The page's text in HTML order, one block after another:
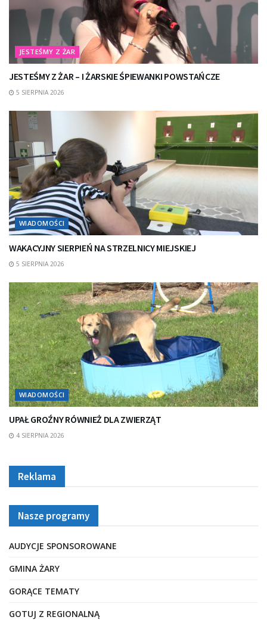
JESTEŚMY Z ŻAR
JESTEŚMY Z ŻAR – I ŻARSKIE ŚPIEWANKI POWSTAŃCZE
5 SIERPNIA 2026
WIADOMOŚCI
WAKACYJNY SIERPIEŃ NA STRZELNICY MIEJSKIEJ
5 SIERPNIA 2026
WIADOMOŚCI
UPAŁ GROŹNY RÓWNIEŻ DLA ZWIERZĄT
4 SIERPNIA 2026
Reklama
Nasze programy
AUDYCJE SPONSOROWANE
GMINA ŻARY
GORĄCE TEMATY
GOTUJ Z REGIONALNĄ